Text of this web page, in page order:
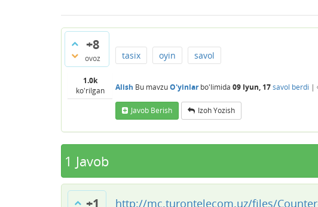
+8
ovoz
1.0k
ko'rilgan
tasix oyin savol
Alish Bu mavzuO'yinlarbo'limida 09 Iyun, 17savol berdi |
Javob Berish Izoh Yozish
1 Javob
+1
http://mc.turontelecom.uz/files/